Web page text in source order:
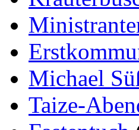
Michael
Taize-